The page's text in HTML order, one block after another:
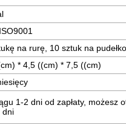
na rurę, 10 sztuk na pudełko
* 4,5 ((cm) * 7,5 ((cm)
1-2 dni od zapłaty, możesz
dni